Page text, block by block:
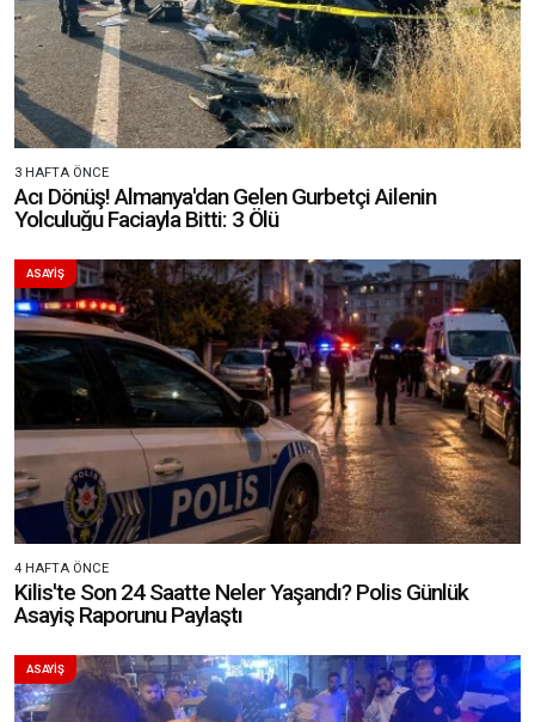
3 HAFTA ÖNCE
Acı Dönüş! Almanya'dan Gelen Gurbetçi Ailenin
Yolculuğu Faciayla Bitti: 3 Ölü
ASAYİŞ
4 HAFTA ÖNCE
Kilis'te Son 24 Saatte Neler Yaşandı? Polis Günlük
Asayiş Raporunu Paylaştı
ASAYİŞ